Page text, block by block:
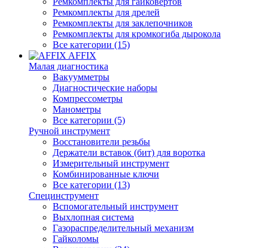
Ремкомплекты для дрелей
Ремкомплекты для заклепочников
Ремкомплекты для кромкогиба дырокола
Все категории (15)
AFFIX
Малая диагностика
Вакуумметры
Диагностические наборы
Компрессометры
Манометры
Все категории (5)
Ручной инструмент
Восстановители резьбы
Держатели вставок (бит) для воротка
Измерительный инструмент
Комбинированные ключи
Все категории (13)
Специнструмент
Вспомогательный инструмент
Выхлопная система
Газораспределительный механизм
Гайколомы